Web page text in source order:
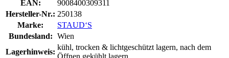
EAN:
9008400309311
Hersteller-Nr.: 250138
Marke:
STAUD‘S
Bundesland: Wien
Lagerhinweis:
kühl, trocken & lichtgeschützt lagern, nach dem
Öffnen gekühlt lagern